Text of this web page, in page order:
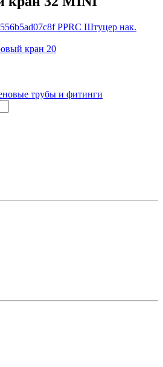
PPRC Штуцер нак.
кран 20
трубы и фитинги